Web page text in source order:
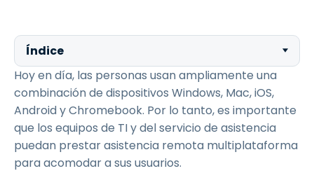
Índice
Hoy en día, las personas usan ampliamente una
combinación de dispositivos Windows, Mac, iOS,
Android y Chromebook. Por lo tanto, es importante
que los equipos de TI y del servicio de asistencia
puedan prestar asistencia remota multiplataforma
para acomodar a sus usuarios.